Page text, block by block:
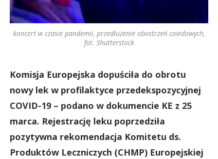
koncert w czasie pandemii, przedłużenie obostrzeń covidowych,
fot. Shutterstock
Komisja Europejska dopuściła do obrotu
nowy lek w profilaktyce przedekspozycyjnej
COVID-19 – podano w dokumencie KE z 25
marca. Rejestrację leku poprzedziła
pozytywna rekomendacja Komitetu ds.
Produktów Leczniczych (CHMP) Europejskiej